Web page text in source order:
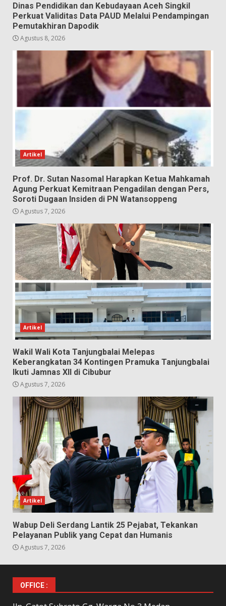
Dinas Pendidikan dan Kebudayaan Aceh Singkil
Perkuat Validitas Data PAUD Melalui Pendampingan
Pemutakhiran Dapodik
Agustus 8, 2026
Artikel
Prof. Dr. Sutan Nasomal Harapkan Ketua Mahkamah
Agung Perkuat Kemitraan Pengadilan dengan Pers,
Soroti Dugaan Insiden di PN Watansoppeng
Agustus 7, 2026
Artikel
Wakil Wali Kota Tanjungbalai Melepas
Keberangkatan 34 Kontingen Pramuka Tanjungbalai
Ikuti Jamnas XII di Cibubur
Agustus 7, 2026
Artikel
Wabup Deli Serdang Lantik 25 Pejabat, Tekankan
Pelayanan Publik yang Cepat dan Humanis
Agustus 7, 2026
OFFICE :